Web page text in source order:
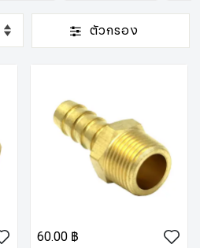
ตัวกรอง
60.00 ฿